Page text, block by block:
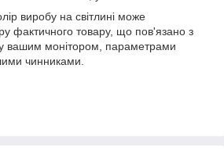
виробу на світлині може
фактичного товару, що пов'язано з
вашим монітором, параметрами
чинниками.